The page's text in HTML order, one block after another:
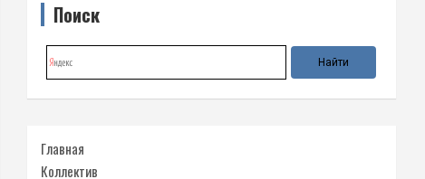
Поиск
Главная
Коллектив